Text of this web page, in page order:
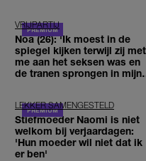
VRIJPARTIJ
Noa (26): 'Ik moest in de
spiegel kijken terwijl zij met
me aan het seksen was en
de tranen sprongen in mijn
LEKKER SAMENGESTELD
Stiefmoeder Naomi is niet
welkom bij verjaardagen:
'Hun moeder wil niet dat ik
er ben'